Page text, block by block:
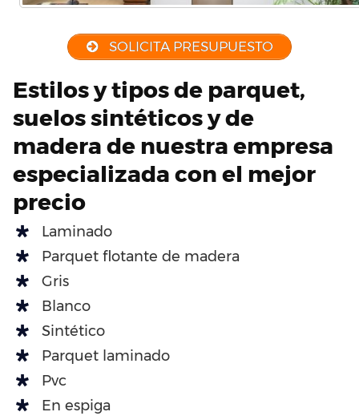
SOLICITA PRESUPUESTO
Estilos y tipos de parquet,
suelos sintéticos y de
madera de nuestra empresa
especializada con el mejor
precio
Laminado
Parquet flotante de madera
Gris
Blanco
Sintético
Parquet laminado
Pvc
En espiga